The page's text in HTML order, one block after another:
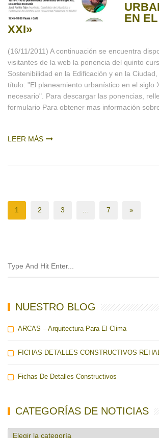
EN
XXI»
(16/11/2011) A continuación se encuentra
visitantes de la web la ponencia del quinto
Sostenibilidad en la Edificación y en la
título: "El planeamiento urbanístico en el siglo
necesario". Para descargar las ponencias,
formulario Para obtener mas información
LEER MÁS
1 2 3 7 »
NUESTRO BLOG
ARCAS – Arquitectura Para El Clima
FICHAS DETALLES CONSTRUCTIVOS
Fichas De Detalles Constructivos
CATEGORÍAS DE NOTICIAS
Categorías